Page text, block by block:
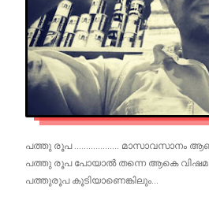
പത്തു രൂപ ................... മാസാവസാനം
പത്തു രൂപ പോയാൽ തന്നെ ആകെ
പത്തുരൂപ കൂടിയാണെങ്കിലും...